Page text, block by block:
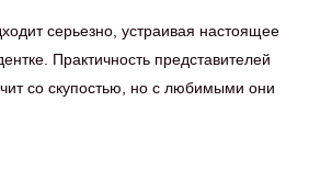
серьезно, устраивая настоящее
Практичность представителей
со скупостью, но с любимыми они